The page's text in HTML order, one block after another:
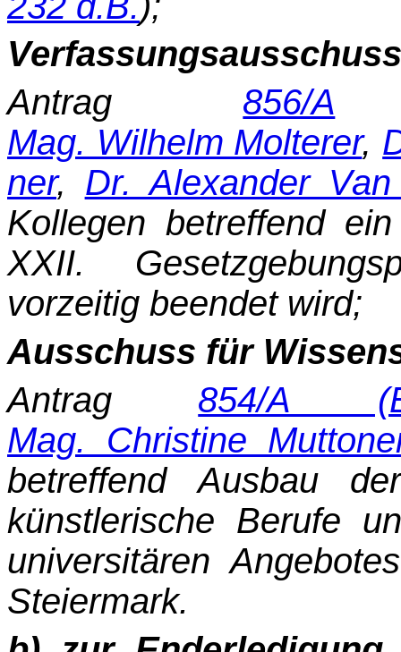
Antrag 856/A
Mag. Wilhelm Molterer,
ner, Dr. Alexander
Kollegen betreffend
XXII.
vorzeitig beendet wird;
Ausschuss für
Antrag 854/A
Mag. Christine
betreffend Ausbau
künstlerische Berufe
universitären
Steiermark.